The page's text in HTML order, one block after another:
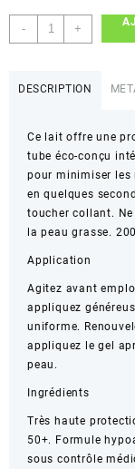
-
quantité
de
expert
+
Lait
protection
spf
50+
175
+
DESCRIPTION
Ce lait offre une
tube éco-conçu
pour minimiser les
en quelques
toucher collant.
la peau grasse.
Application
Agitez avant
appliquez
uniforme.
appliquez le gel
peau.
Ingrédients
Très haute
50+. Formule
sous contrôle